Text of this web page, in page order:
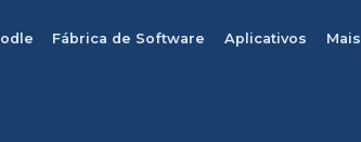
Fábrica de Software Aplicativos Mais